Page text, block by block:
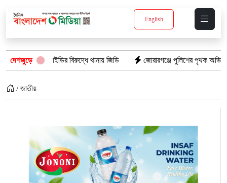
English
দেশজুড়ে
দুই আইডির বিরুদ্ধে থানায় জিডি জোরারগঞ্জে পুলিশের পৃথক অভিযান:
/ জাতীয়